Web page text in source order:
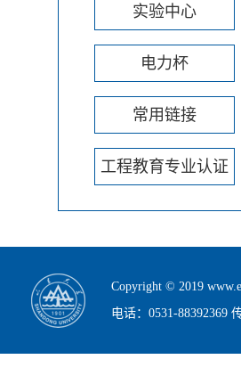
实验中心
电力杯
常用链接
工程教育专业认证
Copyright © 2019
电话：0531-88392369